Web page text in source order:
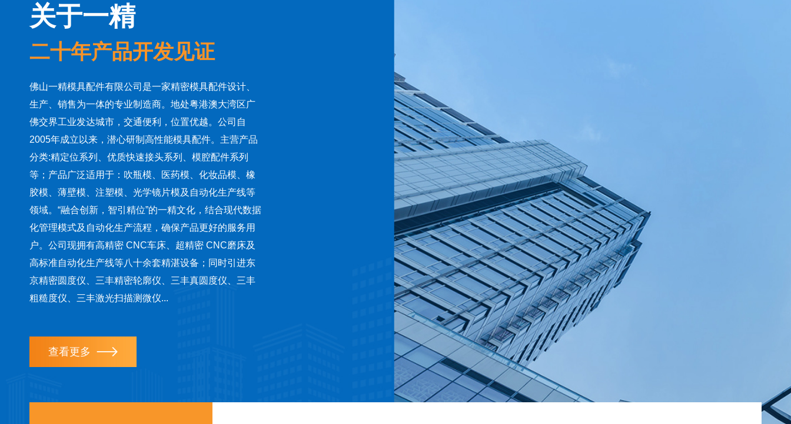
关于一精
二十年产品开发见证
佛山一精模具配件有限公司是一家精密模具配件设计、
生产、销售为一体的专业制造商。地处粤港澳大湾区广
佛交界工业发达城市，交通便利，位置优越。公司自
2005年成立以来，潜心研制高性能模具配件。主营产品
分类:精定位系列、优质快速接头系列、模腔配件系列
等；产品广泛适用于：吹瓶模、医药模、化妆品模、橡
胶模、薄壁模、注塑模、光学镜片模及自动化生产线等
领域。“融合创新，智引精位”的一精文化，结合现代数据
化管理模式及自动化生产流程，确保产品更好的服务用
户。公司现拥有高精密 CNC车床、超精密 CNC磨床及
高标准自动化生产线等八十余套精湛设备；同时引进东
京精密圆度仪、三丰精密轮廓仪、三丰真圆度仪、三丰
粗糙度仪、三丰激光扫描测微仪...
查看更多